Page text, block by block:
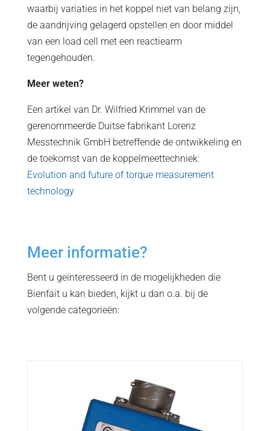
waarbij variaties in het koppel niet van belang zijn,
de aandrijving gelagerd opstellen en door middel
van een load cell met een reactiearm
tegengehouden.
Meer weten?
Een artikel van Dr. Wilfried Krimmel van de
gerenommeerde Duitse fabrikant Lorenz
Messtechnik GmbH betreffende de ontwikkeling en
de toekomst van de koppelmeettechniek:
Evolution and future of torque measurement
technology
Meer informatie?
Bent u geïnteresseerd in de mogelijkheden die
Bienfait u kan bieden, kijkt u dan o.a. bij de
volgende categorieën: